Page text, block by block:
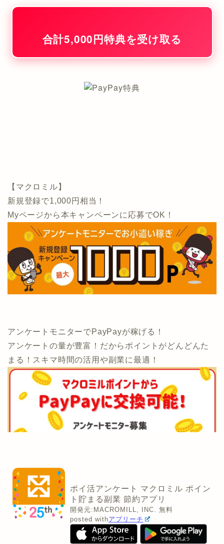
合計5,000円特典を受け取る
【マクロミル】
新規登録で1,000円相当！
Myページから本キャンペーンに応募でOK！
アンケートモニターでPayPayが稼げる！
アンケートの量が豊富！だからポイントがどんどんた
まる！スキマ時間の活用や副業に最適！
ポイ活アンケート マクロミル ポイン
ト貯まる副業 節約アプリ
開発元: MACROMILL, INC.
無料
posted withアプリーチ